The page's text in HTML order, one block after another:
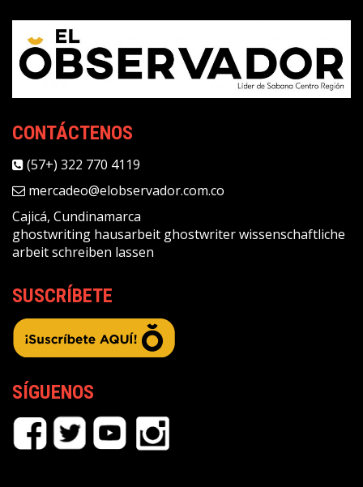
CONTÁCTENOS
(57+) 322 770 4119
mercadeo@elobservador.com.co
Cajicá, Cundinamarca
ghostwriting hausarbeit ghostwriterwissenschaftliche
arbeit schreiben lassen
SUSCRÍBETE
SÍGUENOS